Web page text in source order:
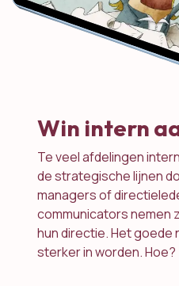
Win intern
Te veel afdelingen
de strategische lijnen
managers of
communicators nemen
hun directie. Het goede
sterker in worden. Hoe?